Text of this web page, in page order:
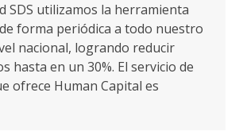
SDS utilizamos la herramienta
forma periódica a todo nuestro
nacional, logrando reducir
hasta en un 30%. El servicio de
ofrece Human Capital es